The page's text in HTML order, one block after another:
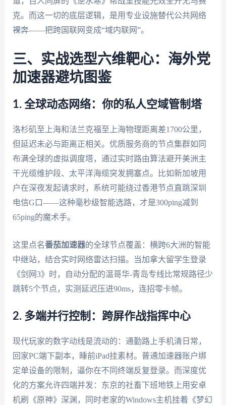
克。而这一切的底层逻辑，是用专业设施替代公共网络
裸奔——把跨国联网变成“域内联网”。
三、实战选型六维靶心：海外党
加速器避坑图鉴
1. 全球动态网络：你的私人空域管制塔
洛杉矶至上海和法兰克福至上海物理距离差1700公里，
但延迟未必与距离正相关。优质服务商的节点集群如同
布满全球的虚拟调度塔，通过实时路由算法避开美洲主
干光缆维护段、太平洋海缆突发拥塞点。比如新加坡用
户在深夜发起请求时，系统可能绕过香港节点直跳深圳
电信G口——这种毫秒级智能选路，才是300ping减到
65ping的魔术手。
这里点名番茄加速器的全球节点覆盖：横跨6大洲的智能
中继站，结合实时网络雷达扫描。当加拿大留学生登录
《剑网3》时，自动分配的温哥华-青岛专线比常规路径少
跳转5个节点，实测延迟压进90ms，连招零卡帧。
2. 多端并行控制：跨屏作战指挥中心
现代玩家的数字动线是流动的：通勤路上手机清日常，
回家PC端下副本，睡前iPad挂素材。普通加速器账户绑
定单设备的限制，逼你在不同终端反复登录。而深度优
化的方案允许四端并发：东京的社畜下班地铁上用安卓
机刷《原神》深渊，同时老家的Windows主机挂着《梦幻